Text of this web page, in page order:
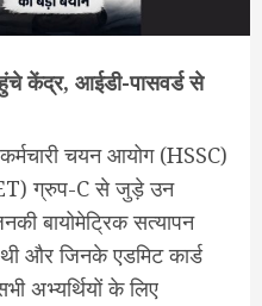
केंद्र, आईडी-पासवर्ड से
कर्मचारी चयन आयोग (HSSC)
ग्रुप-C से जुड़े उन
बायोमेट्रिक सत्यापन
और जिनके एडमिट कार्ड
अभ्यर्थियों के लिए